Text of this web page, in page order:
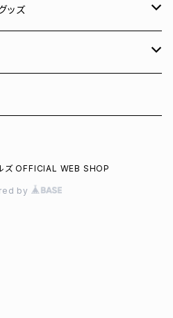
ッズ
ズ OFFICIAL WEB SHOP
by